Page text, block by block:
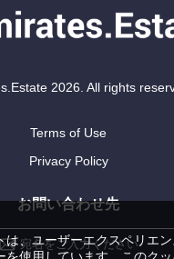
2026. All rights
Terms of Use
Privacy Policy
お問い合わせ先
宛名をご入力ください
は、ユーザーエクスペリエン